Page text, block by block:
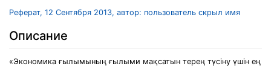
Реферат, 12 Сентября 2013, автор: пользователь скрыл имя
Описание
«Экономика ғылымының ғылыми мақсатын терең түсіну үшін ең